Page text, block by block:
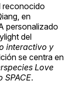
reconocido
en
personalizado
del
interactivo y
se centra en
Love
SPACE.